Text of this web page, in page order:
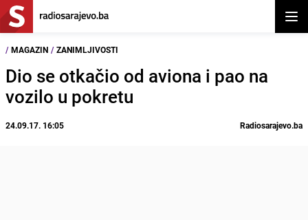
/ MAGAZIN / ZANIMLJIVOSTI
Dio se otkačio od aviona i pao na
vozilo u pokretu
24.09.17. 16:05 Radiosarajevo.ba